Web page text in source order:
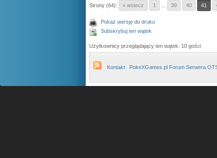
Strony (64): « wstecz 1 39 40 41
Pokaż wersję do druku
Subskrybuj ten wątek
Użytkownicy przeglądający ten wątek: 10 gości
Kontakt PokeXGames.pl Forum Serwera